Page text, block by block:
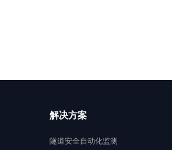
解决方案
隧道安全自动化监测